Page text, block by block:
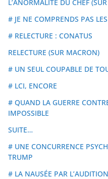
L’ANORMALITÉ DU CHEF
# JE NE COMPRENDS PAS
# RELECTURE : CONATUS
RELECTURE (SUR MACRON)
# UN SEUL COUPABLE DE
# LCI, ENCORE
# QUAND LA GUERRE
IMPOSSIBLE
SUITE…
# UNE CONCURRENCE
TRUMP
# LA NAUSÉE PAR